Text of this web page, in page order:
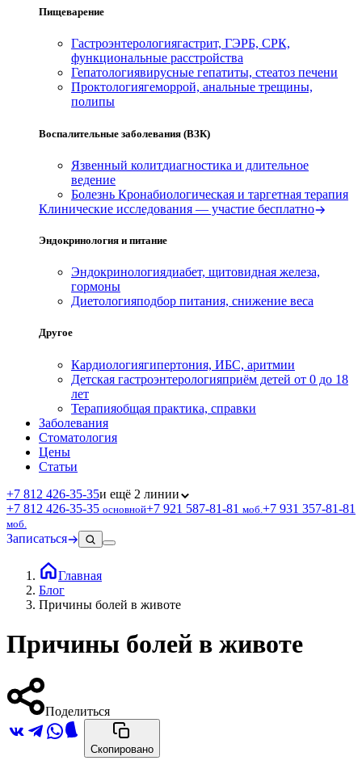
Пищеварение
Гастроэнтерологиягастрит, ГЭРБ, СРК,
функциональные расстройства
Гепатологиявирусные гепатиты, стеатоз печени
Проктологиягеморрой, анальные трещины,
полипы
Воспалительные заболевания (ВЗК)
Язвенный колитдиагностика и длительное
ведение
Болезнь Кронабиологическая и таргетная терапия
Клинические исследования — участие бесплатно
Эндокринология и питание
Эндокринологиядиабет, щитовидная железа,
гормоны
Диетологияподбор питания, снижение веса
Другое
Кардиологиягипертония, ИБС, аритмии
Детская гастроэнтерологияприём детей от 0 до 18
лет
Терапияобщая практика, справки
Заболевания
Стоматология
Цены
Статьи
+7 812 426‑35‑35и ещё 2 линии
+7 812 426‑35‑35 основной+7 921 587‑81‑81 моб. +7 931 357‑81‑81
моб.
Записаться
Главная
Блог
Причины болей в животе
Причины болей в животе
Поделиться
Скопировано